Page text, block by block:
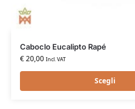
Caboclo Eucalipto Rapé
€20,00 Incl. VAT
Scegli